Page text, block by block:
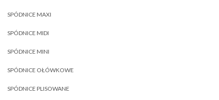
SPÓDNICE MAXI
SPÓDNICE MIDI
SPÓDNICE MINI
SPÓDNICE OŁÓWKOWE
SPÓDNICE PLISOWANE